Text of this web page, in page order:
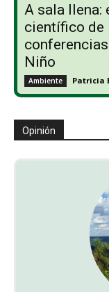
A sala llena:
científico de
Niño
Ambiente Patricia
Opinión